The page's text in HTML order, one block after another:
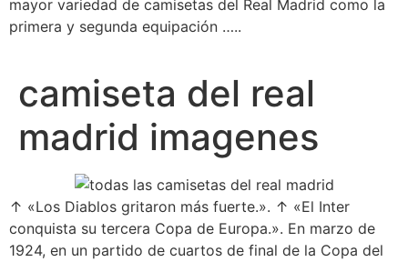
mayor variedad de camisetas del Real Madrid como la
primera y segunda equipación …..
camiseta del real
madrid imagenes
↑ «Los Diablos gritaron más fuerte.». ↑ «El Inter
conquista su tercera Copa de Europa.». En marzo de
1924, en un partido de cuartos de final de la Copa del